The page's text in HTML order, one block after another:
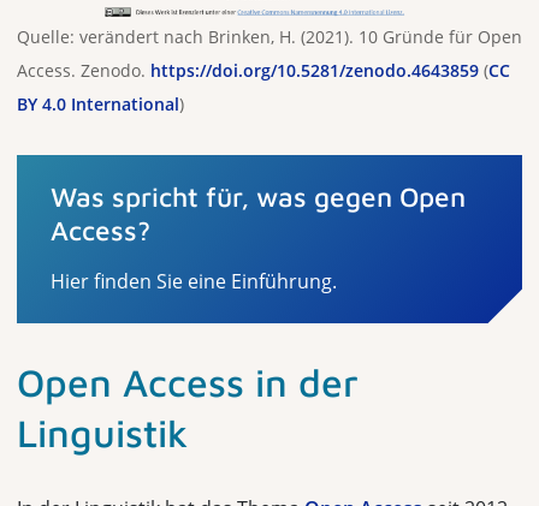
Quelle: verändert nach Brinken, H. (2021). 10 Gründe für Open
Access. Zenodo. https://doi.org/10.5281/zenodo.4643859 (CC
BY 4.0 International)
Was spricht für, was gegen Open
Access?
Hier finden Sie eine Einführung.
Open Access in der
Linguistik